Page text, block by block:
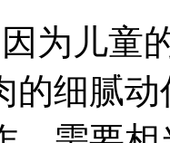
为儿童
的细腻